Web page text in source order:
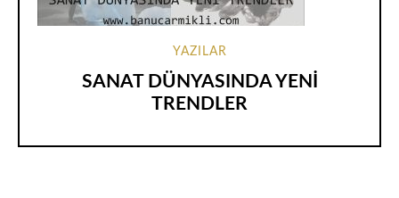
YAZILAR
SANAT DÜNYASINDA YENİ
TRENDLER